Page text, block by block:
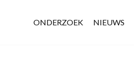
ONDERZOEK NIEUWS